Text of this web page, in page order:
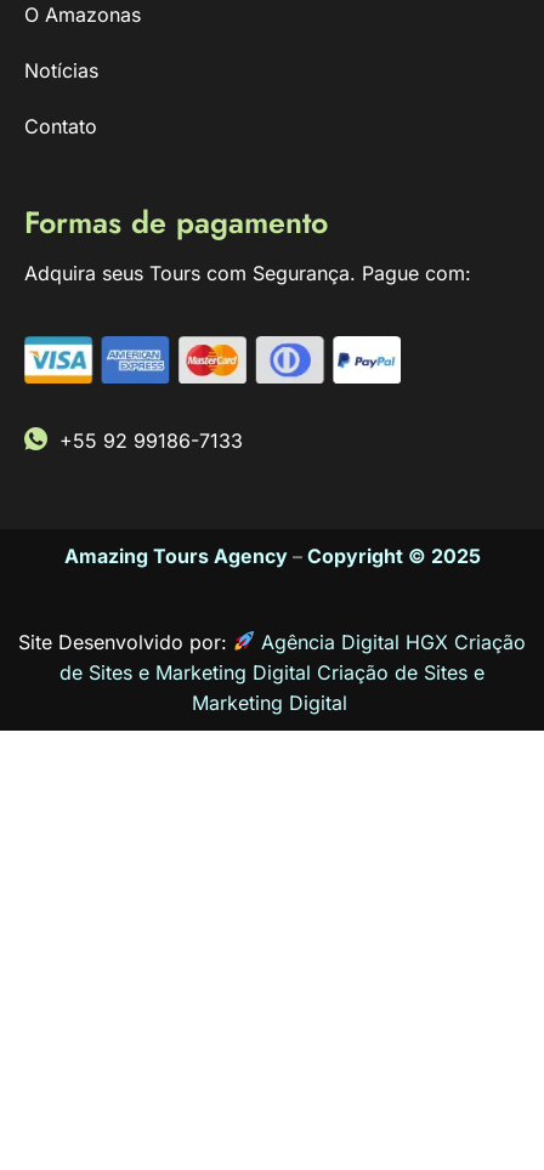
O Amazonas
Notícias
Contato
Formas de pagamento
Adquira seus Tours com Segurança. Pague com:
+55 92 99186-7133
Amazing Tours Agency– Copyright © 2025
Site Desenvolvido por:
Agência Digital HGX Criação
de Sites e Marketing Digital Criação de Sites e
Marketing Digital